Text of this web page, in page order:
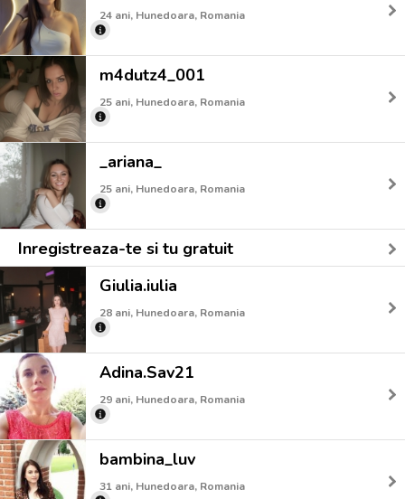
24 ani, Hunedoara, Romania
m4dutz4_001
25 ani, Hunedoara, Romania
_ariana_
25 ani, Hunedoara, Romania
Inregistreaza-te si tu gratuit
Giulia.iulia
28 ani, Hunedoara, Romania
Adina.Sav21
29 ani, Hunedoara, Romania
bambina_luv
31 ani, Hunedoara, Romania